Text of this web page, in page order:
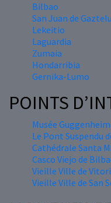
Bilbao
San Juan de
Lekeitio
Laguardia
Zumaia
Hondarribia
Gernika-Lumo
POINTS
Musée
Le Pont Suspendu
Cathédrale Santa
Casco Viejo de
Vieille Ville de
Vieille Ville de San